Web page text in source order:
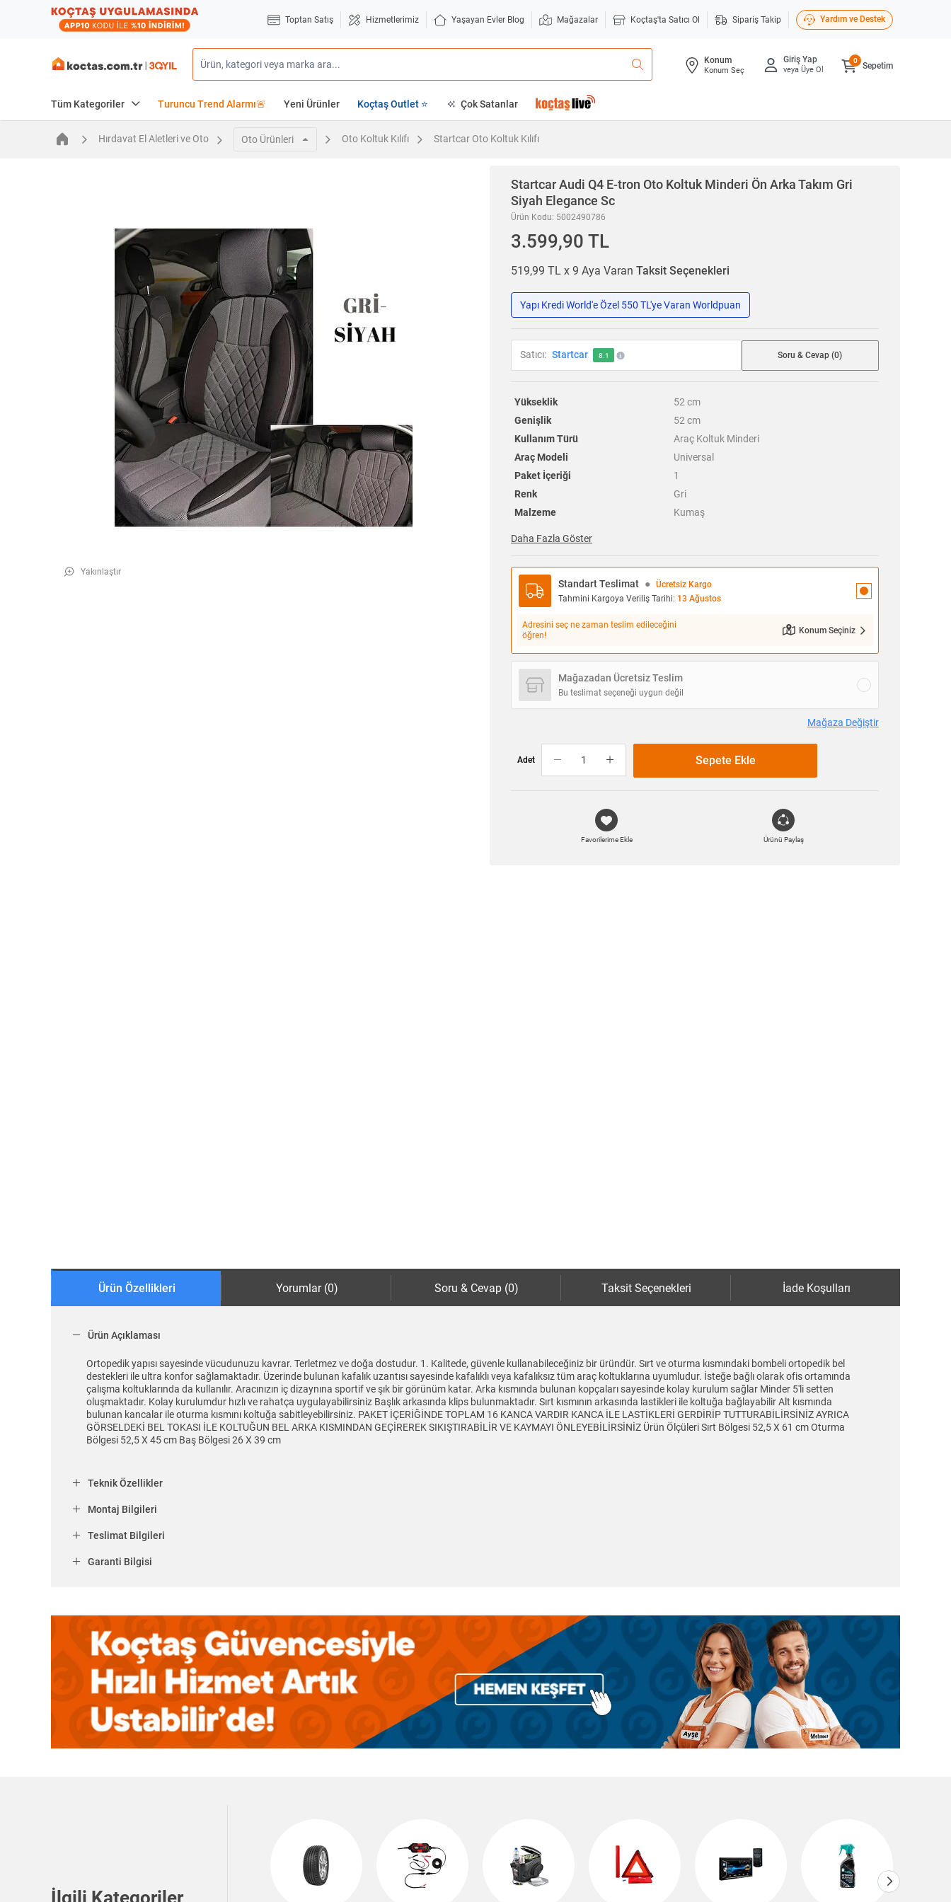
Toptan Satış Hizmetlerimiz Yaşayan Evler Blog Mağazalar Koçtaş'ta Satıcı Ol Sipariş Takip Yardım ve Destek
Konum
Konum Seç
Giriş Yap
veya Üye Ol Sepetim
0
Tüm Kategoriler Turuncu Trend Alarmı🚨 Yeni Ürünler Koçtaş Outlet ⭐ Çok Satanlar
Hırdavat El Aletleri ve Oto Oto Ürünleri Oto Koltuk Kılıfı Startcar Oto Koltuk Kılıfı
Yakınlaştır
StartcarAudi Q4 E-tron Oto Koltuk Minderi Ön Arka Takım Gri
Siyah Elegance Sc
Ürün Kodu: 5002490786
3.599,90 TL
519,99 TL x 9 Aya Varan Taksit Seçenekleri
Yapı Kredi World'e Özel 550 TL'ye Varan Worldpuan
Satıcı: Startcar 8.1 Soru & Cevap (0)
Yükseklik 52 cm
Genişlik
52 cm
Kullanım Türü
Araç Koltuk Minderi
Araç Modeli
Universal
Paket İçeriği
1
Renk
Gri
Malzeme
Kumaş
Daha Fazla Göster
Standart Teslimat ●
Ücretsiz Kargo
Tahmini Kargoya Veriliş Tarihi: 13 Ağustos
Adresini seç ne zaman teslim edileceğini
öğren!
Konum Seçiniz
Mağazadan Ücretsiz Teslim
Bu teslimat seçeneği uygun değil
Mağaza Değiştir
Adet Sepete Ekle
Favorilerime Ekle Ürünü Paylaş
Ürün Özellikleri Yorumlar (0) Soru & Cevap (0) Taksit Seçenekleri İade Koşulları
Ürün Açıklaması
Ortopedik yapısı sayesinde vücudunuzu kavrar. Terletmez ve doğa dostudur. 1. Kalitede, güvenle kullanabileceğiniz bir üründür. Sırt ve oturma kısmındaki bombeli ortopedik bel
destekleri ile ultra konfor sağlamaktadır. Üzerinde bulunan kafalık uzantısı sayesinde kafalıklı veya kafalıksız tüm araç koltuklarına uyumludur. İsteğe bağlı olarak ofis ortamında
çalışma koltuklarında da kullanılır. Aracınızın iç dizaynına sportif ve şık bir görünüm katar. Arka kısmında bulunan kopçaları sayesinde kolay kurulum sağlar Minder 5'li setten
oluşmaktadır. Kolay kurulumdur hızlı ve rahatça uygulayabilirsiniz Başlık arkasında klips bulunmaktadır. Sırt kısmının arkasında lastikleri ile koltuğa bağlayabilir Alt kısmında
bulunan kancalar ile oturma kısmını koltuğa sabitleyebilirsiniz. PAKET İÇERİĞİNDE TOPLAM 16 KANCA VARDIR KANCA İLE LASTİKLERİ GERDİRİP TUTTURABİLİRSİNİZ AYRICA
GÖRSELDEKİ BEL TOKASI İLE KOLTUĞUN BEL ARKA KISMINDAN GEÇİREREK SIKIŞTIRABİLİR VE KAYMAYI ÖNLEYEBİLİRSİNİZ Ürün Ölçüleri Sırt Bölgesi 52,5 X 61 cm Oturma
Bölgesi 52,5 X 45 cm Baş Bölgesi 26 X 39 cm
Teknik Özellikler
Montaj Bilgileri
Teslimat Bilgileri
Garanti Bilgisi